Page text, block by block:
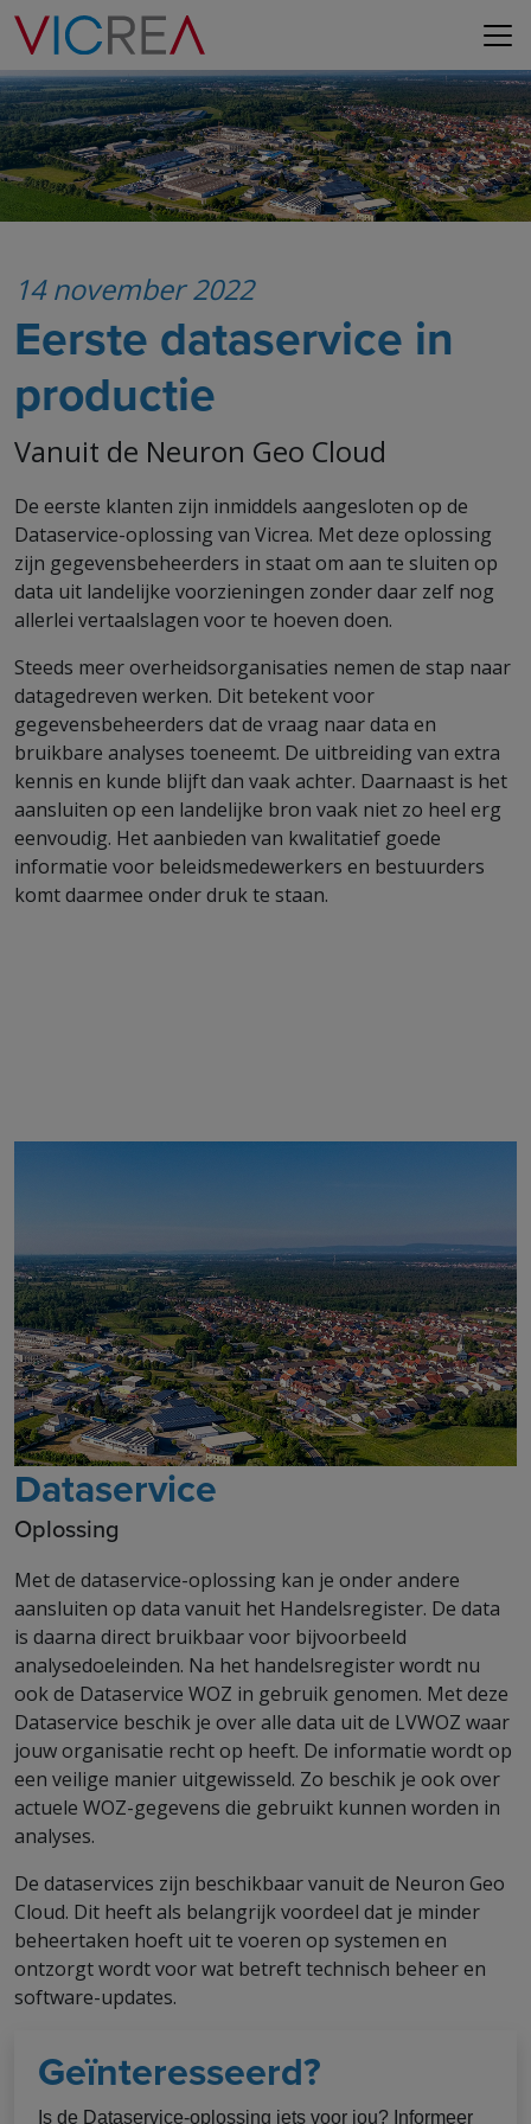
14 november 2022
Eerste dataservice in
productie
Vanuit de Neuron Geo Cloud
De eerste klanten zijn inmiddels aangesloten op de
Dataservice-oplossing van Vicrea. Met deze oplossing
zijn gegevensbeheerders in staat om aan te sluiten op
data uit landelijke voorzieningen zonder daar zelf nog
allerlei vertaalslagen voor te hoeven doen.
Steeds meer overheidsorganisaties nemen de stap naar
datagedreven werken. Dit betekent voor
gegevensbeheerders dat de vraag naar data en
bruikbare analyses toeneemt. De uitbreiding van extra
kennis en kunde blijft dan vaak achter. Daarnaast is het
aansluiten op een landelijke bron vaak niet zo heel erg
eenvoudig. Het aanbieden van kwalitatief goede
informatie voor beleidsmedewerkers en bestuurders
komt daarmee onder druk te staan.
Dataservice
Oplossing
Met de dataservice-oplossing kan je onder andere
aansluiten op data vanuit het Handelsregister. De data
is daarna direct bruikbaar voor bijvoorbeeld
analysedoeleinden. Na het handelsregister wordt nu
ook de Dataservice WOZ in gebruik genomen. Met deze
Dataservice beschik je over alle data uit de LVWOZ waar
jouw organisatie recht op heeft. De informatie wordt op
een veilige manier uitgewisseld. Zo beschik je ook over
actuele WOZ-gegevens die gebruikt kunnen worden in
analyses.
De dataservices zijn beschikbaar vanuit de Neuron Geo
Cloud. Dit heeft als belangrijk voordeel dat je minder
beheertaken hoeft uit te voeren op systemen en
ontzorgt wordt voor wat betreft technisch beheer en
software-updates.
Geïnteresseerd?
Is de Dataservice-oplossing iets voor jou? Informeer